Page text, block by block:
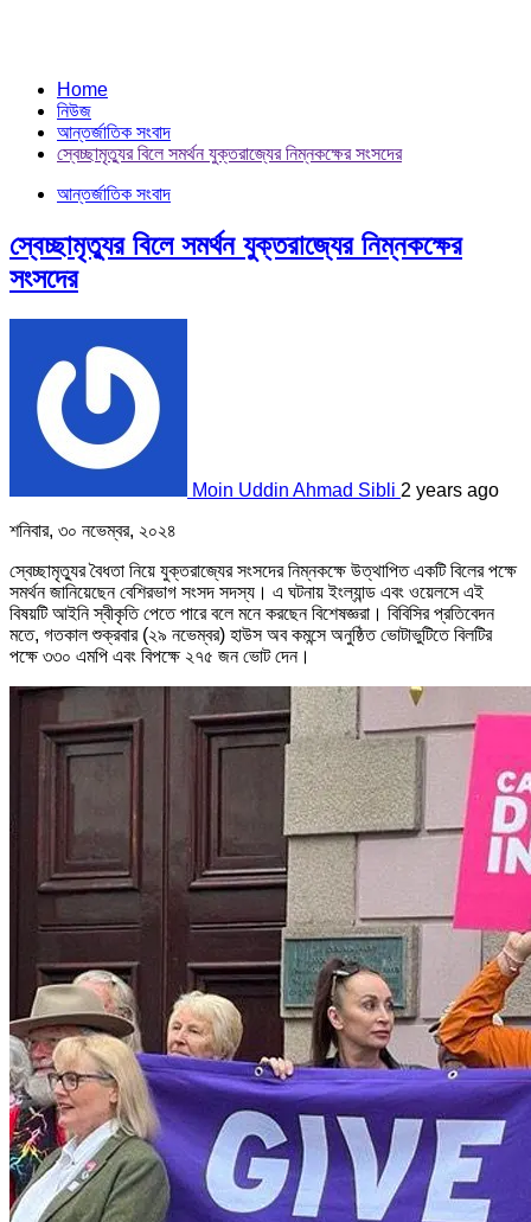
Home
নিউজ
আন্তর্জাতিক সংবাদ
স্বেচ্ছামৃত্যুর বিলে সমর্থন যুক্তরাজ্যের নিম্নকক্ষের সংসদের
আন্তর্জাতিক সংবাদ
স্বেচ্ছামৃত্যুর বিলে সমর্থন যুক্তরাজ্যের নিম্নকক্ষের
সংসদের
Moin Uddin Ahmad Sibli 2 years ago
শনিবার, ৩০ নভেম্বর, ২০২৪
স্বেচ্ছামৃত্যুর বৈধতা নিয়ে যুক্তরাজ্যের সংসদের নিম্নকক্ষে উত্থাপিত একটি বিলের পক্ষে
সমর্থন জানিয়েছেন বেশিরভাগ সংসদ সদস্য। এ ঘটনায় ইংল্যান্ড এবং ওয়েলসে এই
বিষয়টি আইনি স্বীকৃতি পেতে পারে বলে মনে করছেন বিশেষজ্ঞরা। বিবিসির প্রতিবেদন
মতে, গতকাল শুক্রবার (২৯ নভেম্বর) হাউস অব কমন্সে অনুষ্ঠিত ভোটাভুটিতে বিলটির
পক্ষে ৩৩০ এমপি এবং বিপক্ষে ২৭৫ জন ভোট দেন।